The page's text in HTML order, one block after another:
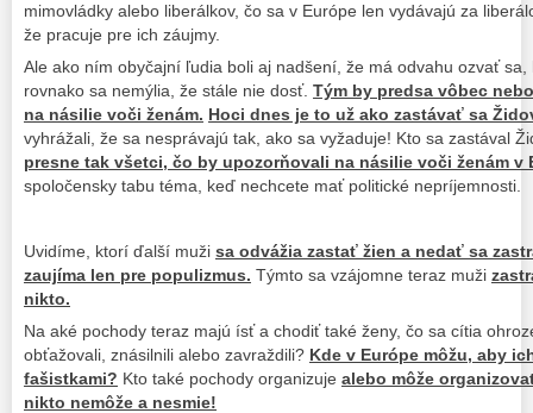
mimovládky alebo liberálkov, čo sa v Európe len vydávajú za
že pracuje pre ich záujmy.
Ale ako ním obyčajní ľudia boli aj nadšení, že má odvahu ozvať
rovnako sa nemýlia, že stále nie dosť. Tým by predsa vôbec
na násilie voči ženám. Hoci dnes je to už ako zastávať sa
vyhrážali, že sa nesprávajú tak, ako sa vyžaduje! Kto sa zastával
presne tak všetci, čo by upozorňovali na násilie voči ženám v
spoločensky tabu téma, keď nechcete mať politické nepríjemnosti.
Uvidíme, ktorí ďalší muži sa odvážia zastať žien a nedať sa
zaujíma len pre populizmus. Týmto sa vzájomne teraz muži
nikto.
Na aké pochody teraz majú ísť a chodiť také ženy, čo sa cítia
obťažovali, znásilnili alebo zavraždili? Kde v Európe môžu, aby
fašistkami? Kto také pochody organizuje alebo môže
nikto nemôže a nesmie!